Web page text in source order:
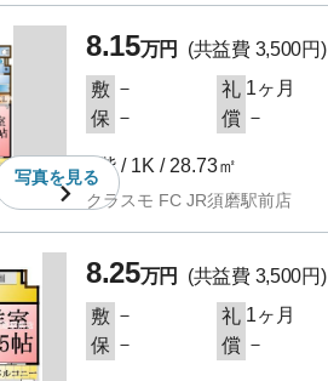
写真を見る
8.15万円
(共益費 3,500円)
敷 － 礼 1ヶ月
保 － 償 －
2階 / 1K / 28.73㎡
クラスモ FC JR須磨駅前店
8.25万円
(共益費 3,500円)
敷 － 礼 1ヶ月
保 － 償 －